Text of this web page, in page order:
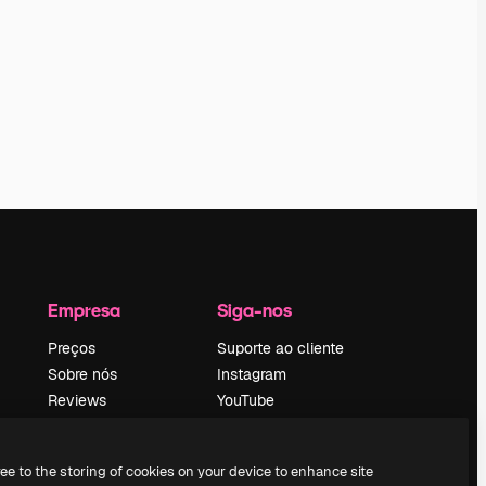
Empresa
Preços
Sobre nós
Reviews
pesquisa
Siga-nos
Suporte ao cliente
Instagram
YouTube
Discord
to the storing of cookies on your device to enhance site